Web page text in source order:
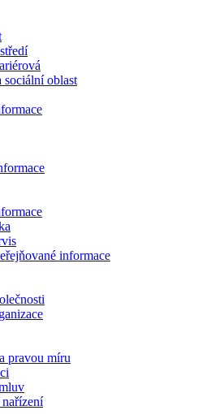
sociální oblast
informace
pravou míru